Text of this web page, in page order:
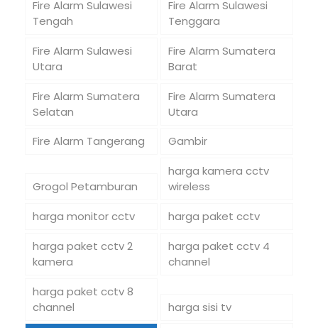
Fire Alarm Sulawesi
Tengah
Fire Alarm Sulawesi
Tenggara
Fire Alarm Sulawesi
Utara
Fire Alarm Sumatera
Barat
Fire Alarm Sumatera
Selatan
Fire Alarm Sumatera
Utara
Fire Alarm Tangerang
Gambir
Grogol Petamburan
harga kamera cctv
wireless
harga monitor cctv
harga paket cctv
harga paket cctv 2
kamera
harga paket cctv 4
channel
harga paket cctv 8
channel
harga sisi tv